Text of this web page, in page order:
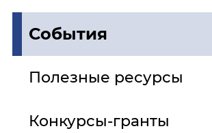
События
Полезные ресурсы
Конкурсы-гранты